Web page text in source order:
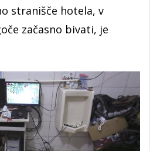
stranišče hotela, v
začasno bivati, je